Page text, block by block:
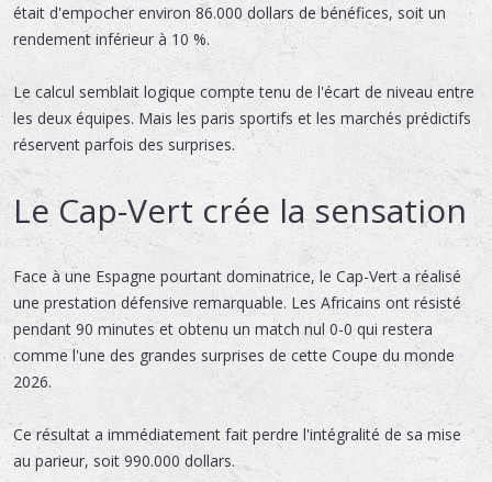
était d'empocher environ 86.000 dollars de bénéfices, soit un
rendement inférieur à 10 %.
Le calcul semblait logique compte tenu de l'écart de niveau entre
les deux équipes. Mais les paris sportifs et les marchés prédictifs
réservent parfois des surprises.
Le Cap-Vert crée la sensation
Face à une Espagne pourtant dominatrice, le Cap-Vert a réalisé
une prestation défensive remarquable. Les Africains ont résisté
pendant 90 minutes et obtenu un match nul 0-0 qui restera
comme l'une des grandes surprises de cette Coupe du monde
2026.
Ce résultat a immédiatement fait perdre l'intégralité de sa mise
au parieur, soit 990.000 dollars.